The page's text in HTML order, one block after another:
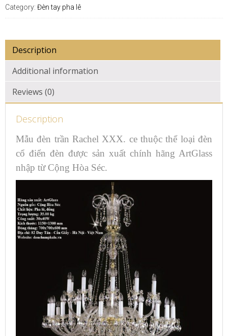
Category: Đèn tay pha lê
Description
Additional information
Reviews (0)
Description
Mẫu đèn trần Rachel XXX. ce thuộc thể loại đèn
cổ điển đèn được sản xuất chính hãng ArtGlass
nhập từ Cộng Hòa Séc.